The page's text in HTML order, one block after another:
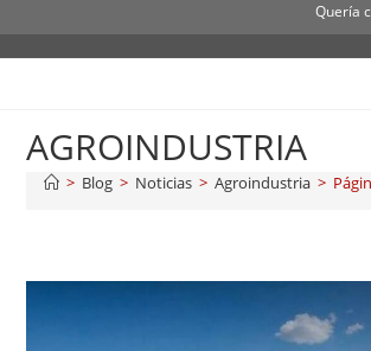
Quería
AGROINDUSTRIA
> Blog > Noticias > Agroindustria >